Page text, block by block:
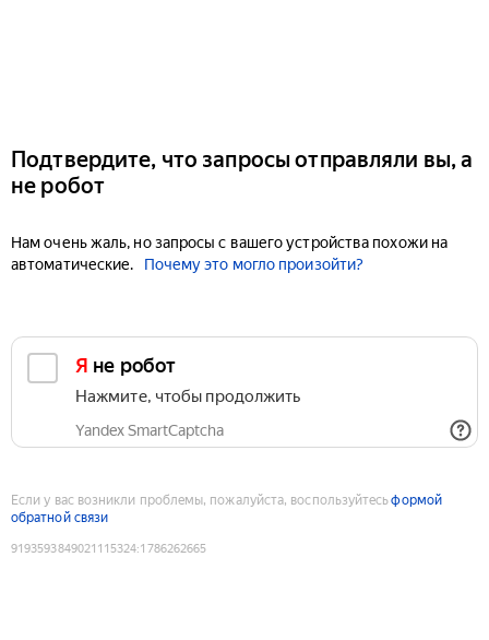
Подтвердите, что запросы отправляли вы, а
не робот
Нам очень жаль, но запросы с вашего устройства похожи на
автоматические.
Почему это могло произойти?
Я не робот
Нажмите, чтобы продолжить
Yandex SmartCaptcha
Если у вас возникли проблемы, пожалуйста, воспользуйтесьформой
обратной связи
9193593849021115324:1786262665